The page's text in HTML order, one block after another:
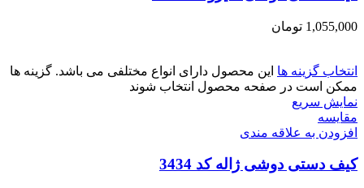
1,055,000 تومان
انتخاب گزینه ها این محصول دارای انواع مختلفی می باشد. گزینه ها
ممکن است در صفحه محصول انتخاب شوند
نمایش سریع
مقايسه
افزودن به علاقه مندی
کیف دستی دوشی ژاله کد 3434